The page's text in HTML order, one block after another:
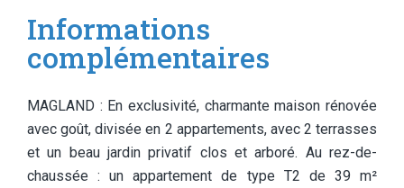
Informations
complémentaires
MAGLAND : En exclusivité, charmante maison rénovée
avec goût, divisée en 2 appartements, avec 2 terrasses
et un beau jardin privatif clos et arboré. Au rez-de-
chaussée : un appartement de type T2 de 39 m²